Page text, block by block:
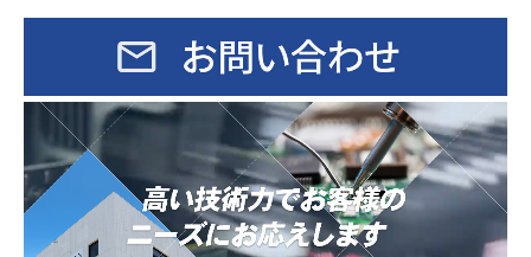
募集要項-営業職
実装基板検査員兼管理の出来る人
組立作業の指導兼管理の出来る人